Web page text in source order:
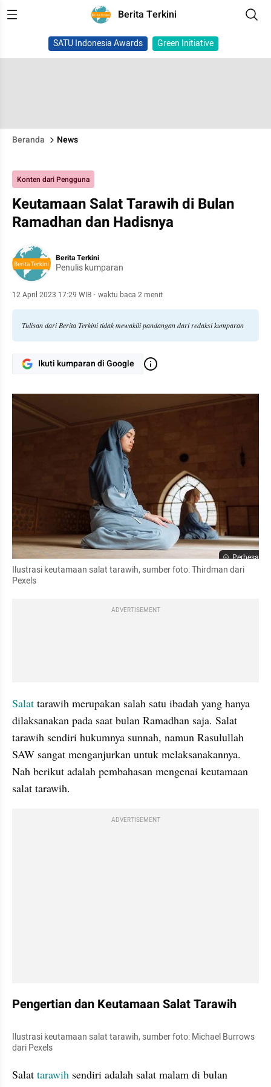
Berita Terkini
SATU Indonesia Awards Green Initiative
Beranda News
Konten dari Pengguna
Keutamaan Salat Tarawih di Bulan
Ramadhan dan Hadisnya
Berita Terkini
Penulis kumparan
12 April 2023 17:29 WIB · waktu baca 2 menit
Tulisan dari Berita Terkini tidak mewakili pandangan dari redaksi kumparan
Ikuti kumparan di Google
Perbesar
Ilustrasi keutamaan salat tarawih, sumber foto: Thirdman dari
Pexels
ADVERTISEMENT
Salat tarawih merupakan salah satu ibadah yang hanya
dilaksanakan pada saat bulan Ramadhan saja. Salat
tarawih sendiri hukumnya sunnah, namun Rasulullah
SAW sangat menganjurkan untuk melaksanakannya.
Nah berikut adalah pembahasan mengenai keutamaan
salat tarawih.
ADVERTISEMENT
Pengertian dan Keutamaan Salat Tarawih
Ilustrasi keutamaan salat tarawih, sumber foto: Michael Burrows
dari Pexels
Salat tarawih sendiri adalah salat malam di bulan